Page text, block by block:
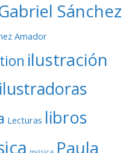
Sánchez
Amador
ilustración
ilustradoras
Lecturas libros
Paula